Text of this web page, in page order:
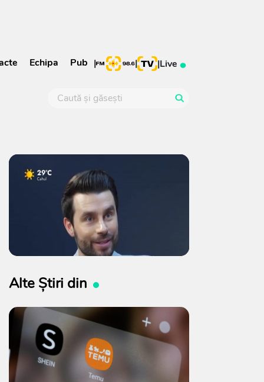
Echipa Pub | | |Live
Alte Știri din